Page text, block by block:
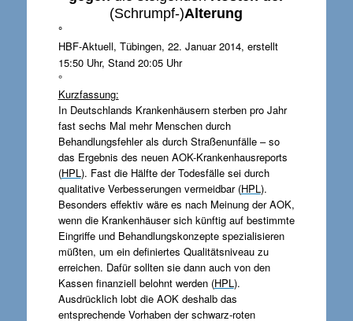
(Schrumpf-)Alterung
°
HBF-Aktuell, Tübingen, 22. Januar 2014, erstellt
15:50 Uhr, Stand 20:05 Uhr
°
Kurzfassung:
In Deutschlands Krankenhäusern sterben pro Jahr
fast sechs Mal mehr Menschen durch
Behandlungsfehler als durch Straßenunfälle – so
das Ergebnis des neuen AOK-Krankenhausreports
(HPL ). Fast die Hälfte der Todesfälle sei durch
qualitative Verbesserungen vermeidbar (HPL ).
Besonders effektiv wäre es nach Meinung der AOK,
wenn die Krankenhäuser sich künftig auf bestimmte
Eingriffe und Behandlungskonzepte spezialisieren
müßten, um ein definiertes Qualitätsniveau zu
erreichen. Dafür sollten sie dann auch von den
Kassen finanziell belohnt werden (HPL ).
Ausdrücklich lobt die AOK deshalb das
entsprechende Vorhaben der schwarz-roten